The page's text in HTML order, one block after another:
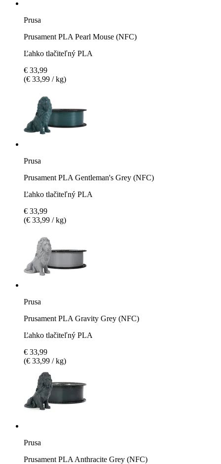
Prusa
Prusament PLA Pearl Mouse (NFC)
Ľahko tlačiteľný PLA
€ 33,99
(€ 33,99 / kg)
Prusa
Prusament PLA Gentleman's Grey (NFC)
Ľahko tlačiteľný PLA
€ 33,99
(€ 33,99 / kg)
Prusa
Prusament PLA Gravity Grey (NFC)
Ľahko tlačiteľný PLA
€ 33,99
(€ 33,99 / kg)
Prusa
Prusament PLA Anthracite Grey (NFC)